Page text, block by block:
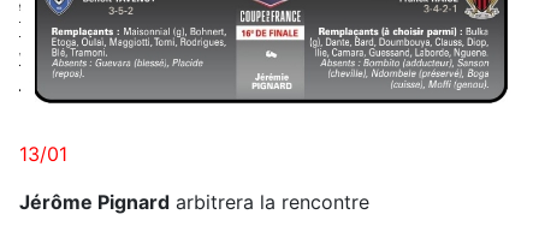
13/01
Jérôme Pignard arbitrera la rencontre